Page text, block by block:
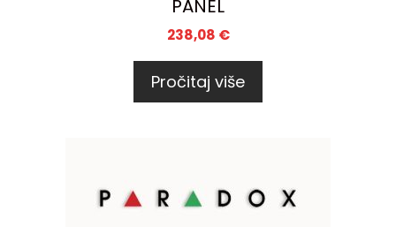
PANEL
238,08 €
Pročitaj više